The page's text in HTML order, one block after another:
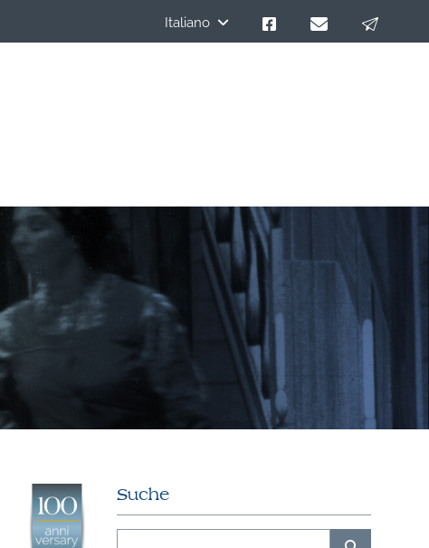
Italiano
Suche